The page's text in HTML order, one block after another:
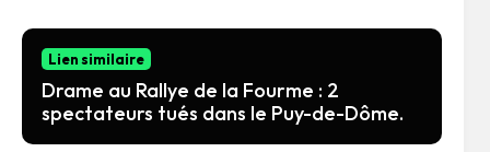
Lien similaire
Drame au Rallye de la Fourme : 2
spectateurs tués dans le Puy-de-Dôme.